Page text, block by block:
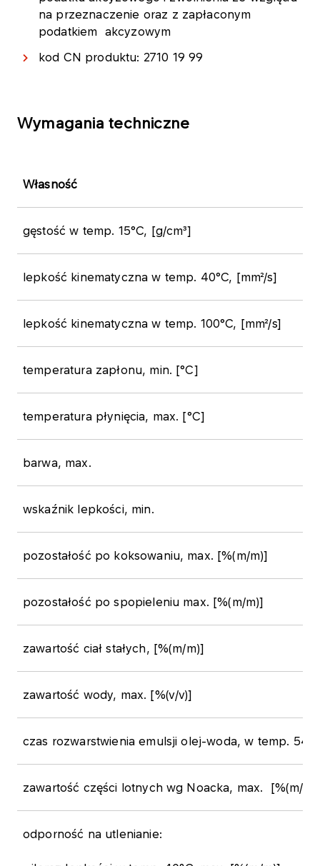
na przeznaczenie oraz z zapłaconym
podatkiem akcyzowym
kod CN produktu: 2710 19 99
Wymagania techniczne
​Własność
gęstość w temp. 15°C, [g/cm³]
lepkość kinematyczna w temp. 40°C, [mm²/s]
lepkość kinematyczna w temp. 100°C, [mm²/s]
temperatura zapłonu, min. [°C]
temperatura płynięcia, max. [°C]
barwa, max.
wskaźnik lepkości, min.
pozostałość po koksowaniu, max. [%(m/m)]
pozostałość po spopieleniu max. [%(m/m)]
zawartość ciał stałych, [%(m/m)]
zawartość wody, max. [%(v/v)]
czas rozwarstwienia emulsji olej-woda, w temp.
zawartość części lotnych wg Noacka, max. [%(m/
odporność na utlenianie: